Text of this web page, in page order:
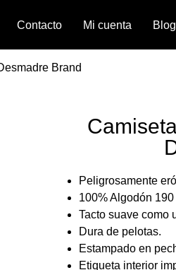
Contacto Mi cuenta Blog
Brand
Peligrosamente
100% Algodón
Tacto suave como
Dura de pelotas.
Estampado en
Etiqueta interior